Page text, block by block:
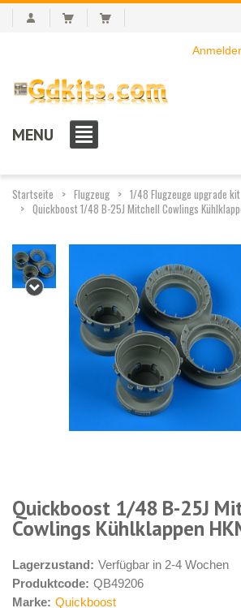
MENU
Startseite Flugzeug
1/48 Flugzeuge upgrade kit
Quickboost 1/48 B-25J Mitchell Cowlings
Quickboost 1/48 B-25J
Cowlings Kühlklappen
Lagerzustand: Verfügbar in 2-4 Wochen
Produktcode: QB49206
Marke: Quickboost